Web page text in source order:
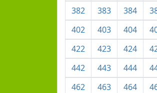
382
383 384
402
403 404
422
423 424
442
443 444
462
463 464